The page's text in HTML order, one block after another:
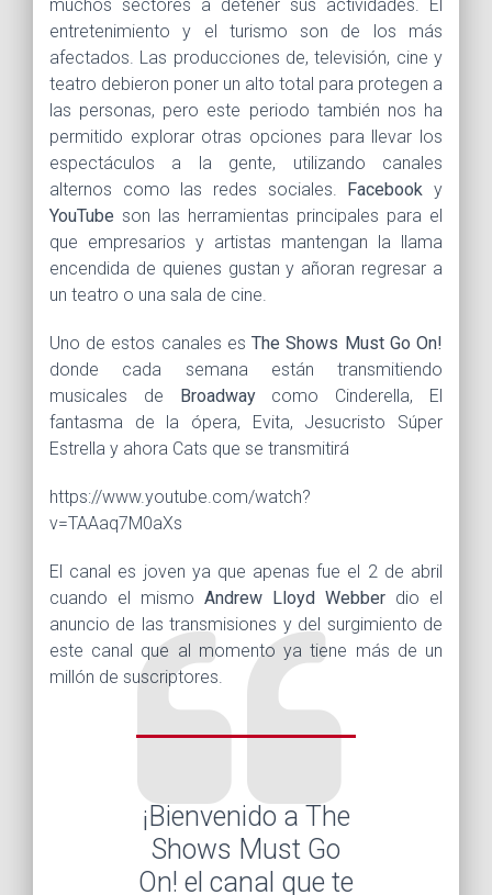
muchos sectores a detener sus actividades. El
entretenimiento y el turismo son de los más
afectados. Las producciones de, televisión, cine y
teatro debieron poner un alto total para protegen a
las personas, pero este periodo también nos ha
permitido explorar otras opciones para llevar los
espectáculos a la gente, utilizando canales
alternos como las redes sociales. Facebook y
YouTube son las herramientas principales para el
que empresarios y artistas mantengan la llama
encendida de quienes gustan y añoran regresar a
un teatro o una sala de cine.
Uno de estos canales esThe Shows Must Go On!
donde cada semana están transmitiendo
musicales de Broadwaycomo Cinderella, El
fantasma de la ópera, Evita, Jesucristo Súper
Estrella y ahora Cats que se transmitirá
https://www.youtube.com/watch?
v=TAAaq7M0aXs
El canal es joven ya que apenas fue el 2 de abril
cuando el mismo Andrew Lloyd Webber dio el
anuncio de las transmisiones y del surgimiento de
este canal que al momento ya tiene más de un
millón de suscriptores.
¡Bienvenido a The
Shows Must Go
On! el canal que te